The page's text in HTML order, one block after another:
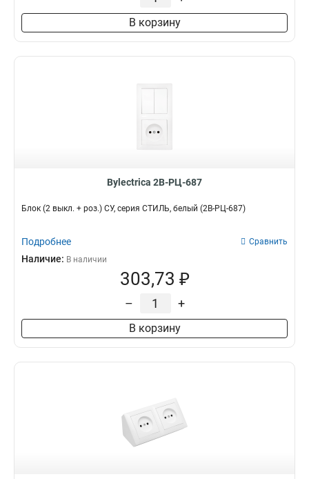
В корзину
Bylectrica 2В-РЦ-687
Блок (2 выкл. + роз.) СУ, серия СТИЛЬ, белый (2В-РЦ-687)
Подробнее Сравнить
Наличие: В наличии
303,73 ₽
– +
В корзину